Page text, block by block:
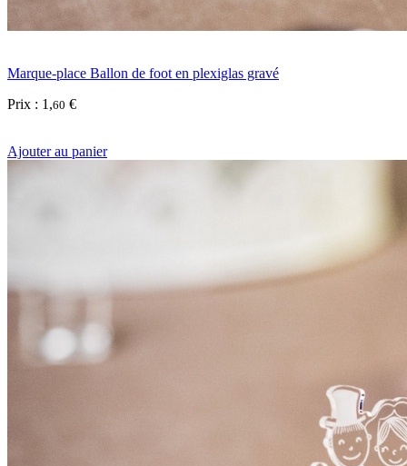
Marque-place Ballon de foot en plexiglas gravé
Prix : 1 ,60 €
Ajouter au panier